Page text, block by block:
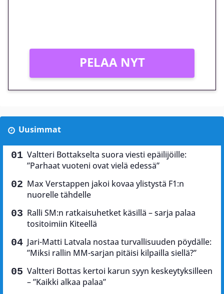
PELAA NYT
Uusimmat
Valtteri Bottakselta suora viesti epäilijöille:
”Parhaat vuoteni ovat vielä edessä”
Max Verstappen jakoi kovaa ylistystä F1:n
nuorelle tähdelle
Ralli SM:n ratkaisuhetket käsillä – sarja palaa
tositoimiin Kiteellä
Jari-Matti Latvala nostaa turvallisuuden pöydälle:
”Miksi rallin MM-sarjan pitäisi kilpailla siellä?”
Valtteri Bottas kertoi karun syyn keskeytyksilleen
– ”Kaikki alkaa palaa”